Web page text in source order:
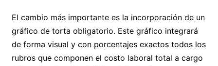
El cambio más importante es la incorporación de un
gráfico de torta obligatorio. Este gráfico integrará
de forma visual y con porcentajes exactos todos los
rubros que componen el costo laboral total a cargo